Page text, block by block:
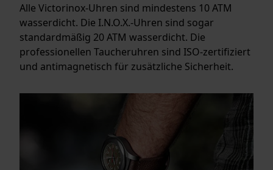
Alle Victorinox-Uhren sind mindestens 10 ATM
wasserdicht. Die I.N.O.X.-Uhren sind sogar
standardmäßig 20 ATM wasserdicht. Die
professionellen Taucheruhren sind ISO-zertifiziert
und antimagnetisch für zusätzliche Sicherheit.